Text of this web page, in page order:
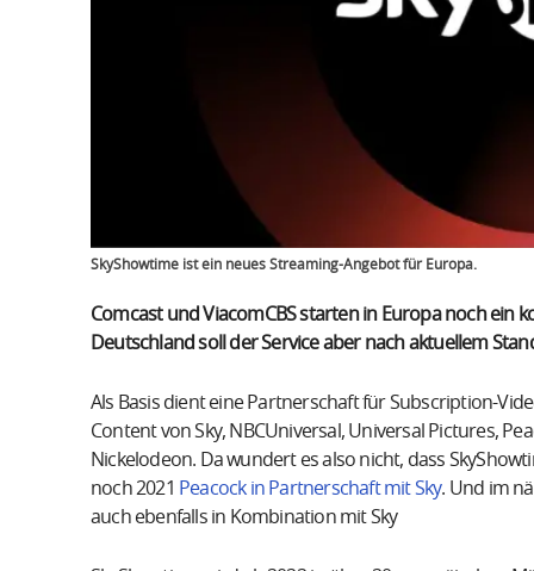
SkyShowtime ist ein neues Streaming-Angebot für Europa.
Comcast und ViacomCBS starten in Europa noch ein
Deutschland soll der Service aber nach aktuellem
Als Basis dient eine Partnerschaft für Subscription-
Content von Sky, NBCUniversal, Universal Pictures,
Nickelodeon. Da wundert es also nicht, dass
noch 2021 Peacock in Partnerschaft mit Sky. Und im
auch ebenfalls in Kombination mit Sky